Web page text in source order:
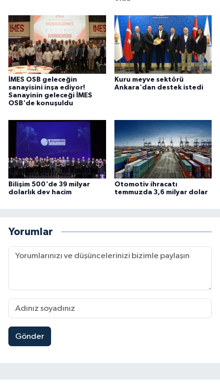
İMES OSB geleceğin
sanayisini inşa ediyor!
Sanayinin geleceği İMES
OSB'de konuşuldu
Kuru meyve sektörü
Ankara'dan destek istedi
Bilişim 500'de 39 milyar
dolarlık dev hacim
Otomotiv ihracatı
temmuzda 3,6 milyar dolar
Yorumlar
Gönder